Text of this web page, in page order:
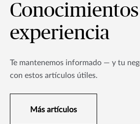
experiencia
Te mantenemos informado — y tu
con estos artículos útiles.
Más artículos